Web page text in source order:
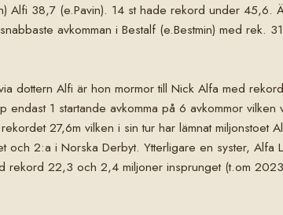
Alfi 38,7 (e.Pavin). 14 st hade rekord under 45,6.
avkomman i Bestalf (e.Bestmin) med rek.
dottern Alfi är hon mormor till Nick Alfa med
endast 1 startande avkomma på 6 avkommor
27,6m vilken i sin tur har lämnat
och 2:a i Norska Derbyt. Ytterligare en syster, Alfa
rekord 22,3 och 2,4 miljoner insprunget (t.om